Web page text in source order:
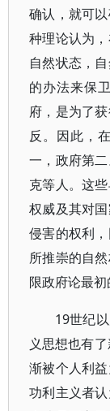
确认，就可
种理论认为
自然状态，
的办法来保
府，是为了
反。因此，
一，政府第
克等人。这
权威及其对
侵害的权利
所推崇的自
限政府论最初
19世纪
义思想也有
渐被个人利
功利主义者